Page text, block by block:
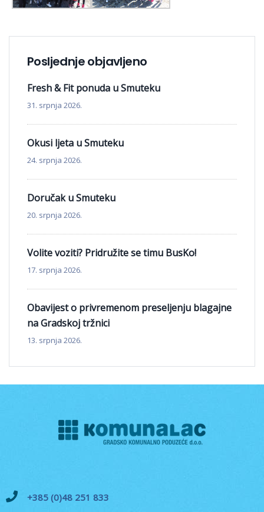
Posljednje objavljeno
Fresh & Fit ponuda u Smuteku
31. srpnja 2026.
Okusi ljeta u Smuteku
24. srpnja 2026.
Doručak u Smuteku
20. srpnja 2026.
Volite voziti? Pridružite se timu BusKo!
17. srpnja 2026.
Obavijest o privremenom preseljenju blagajne
na Gradskoj tržnici
13. srpnja 2026.
+385 (0)48 251 833